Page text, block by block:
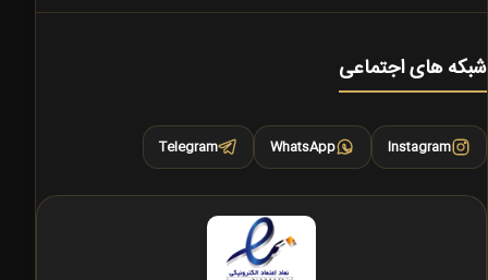
شبکه های اجتماعی
Instagram
WhatsApp
Telegram